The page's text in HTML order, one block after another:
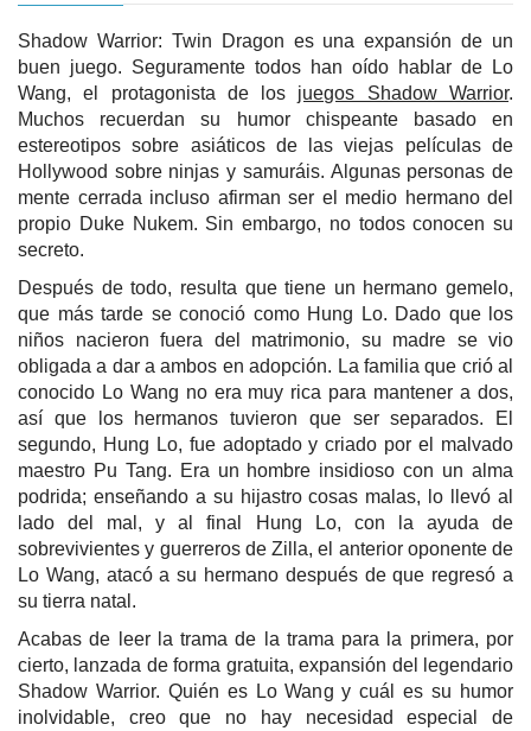
Shadow Warrior: Twin Dragon es una expansión de un
buen juego. Seguramente todos han oído hablar de Lo
Wang, el protagonista de los juegos Shadow Warrior.
Muchos recuerdan su humor chispeante basado en
estereotipos sobre asiáticos de las viejas películas de
Hollywood sobre ninjas y samuráis. Algunas personas de
mente cerrada incluso afirman ser el medio hermano del
propio Duke Nukem. Sin embargo, no todos conocen su
secreto.
Después de todo, resulta que tiene un hermano gemelo,
que más tarde se conoció como Hung Lo. Dado que los
niños nacieron fuera del matrimonio, su madre se vio
obligada a dar a ambos en adopción. La familia que crió al
conocido Lo Wang no era muy rica para mantener a dos,
así que los hermanos tuvieron que ser separados. El
segundo, Hung Lo, fue adoptado y criado por el malvado
maestro Pu Tang. Era un hombre insidioso con un alma
podrida; enseñando a su hijastro cosas malas, lo llevó al
lado del mal, y al final Hung Lo, con la ayuda de
sobrevivientes y guerreros de Zilla, el anterior oponente de
Lo Wang, atacó a su hermano después de que regresó a
su tierra natal.
Acabas de leer la trama de la trama para la primera, por
cierto, lanzada de forma gratuita, expansión del legendario
Shadow Warrior. Quién es Lo Wang y cuál es su humor
inolvidable, creo que no hay necesidad especial de